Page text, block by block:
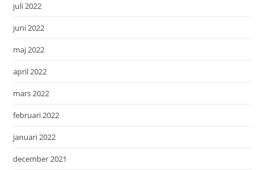
juli 2022
juni 2022
maj 2022
april 2022
mars 2022
februari 2022
januari 2022
december 2021